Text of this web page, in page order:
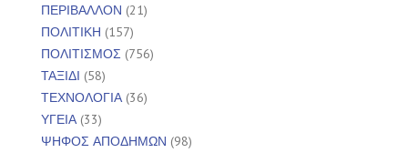
ΠΕΡΙΒΑΛΛΟΝ (21)
ΠΟΛΙΤΙΚΗ (157)
ΠΟΛΙΤΙΣΜΟΣ (756)
ΤΑΞΙΔΙ (58)
ΤΕΧΝΟΛΟΓΙΑ(36)
ΥΓΕΙΑ(33)
ΨΗΦΟΣ ΑΠΟΔΗΜΩΝ (98)